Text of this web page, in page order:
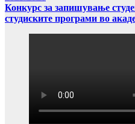
Конкурс за запишување
студиските програми во